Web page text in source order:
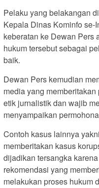
Pelaku yang belakangan
Kepala Dinas Kominfo se-
keberatan ke Dewan Pers
hukum tersebut sebagai
baik.
Dewan Pers kemudian
media yang
etik jurnalistik dan wajib
menyampaikan
Contoh kasus lainnya
memberitakan kasus
dijadikan tersangka
rekomendasi yang
melakukan proses hukum